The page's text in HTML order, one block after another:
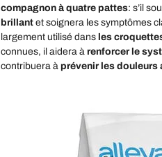
compagnon à quatre pattes: s’il
brillant et soignera les symptômes
largement utilisé dans les
connues, il aidera à renforcer le
contribuera à prévenir les douleurs